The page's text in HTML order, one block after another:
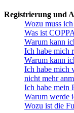
Registrierung und
Wozu muss
Was ist
Warum kann
Ich habe mich
Warum kann
Ich habe mich
nicht mehr
Ich habe mein
Warum werde
Wozu ist die